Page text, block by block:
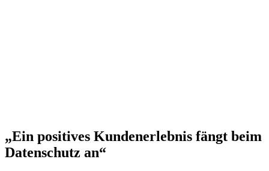
„Ein positives Kundenerlebnis fängt beim
Datenschutz an“